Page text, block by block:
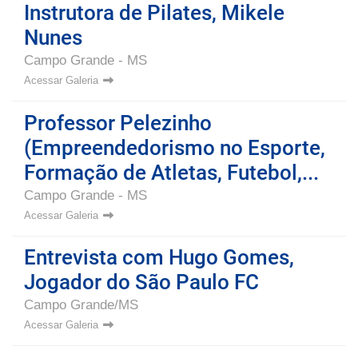
Instrutora de Pilates, Mikele
Nunes
Campo Grande - MS
Acessar Galeria
Professor Pelezinho
(Empreendedorismo no Esporte,
Formação de Atletas, Futebol,...
Campo Grande - MS
Acessar Galeria
Entrevista com Hugo Gomes,
Jogador do São Paulo FC
Campo Grande/MS
Acessar Galeria